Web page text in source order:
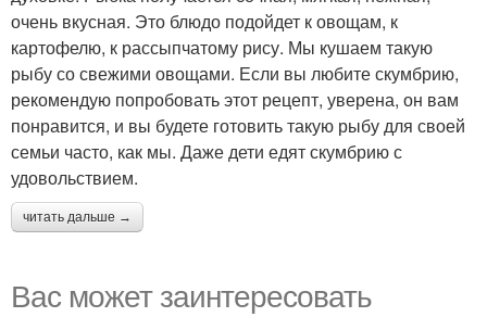
очень вкусная. Это блюдо подойдет к овощам, к
картофелю, к рассыпчатому рису. Мы кушаем такую
рыбу со свежими овощами. Если вы любите скумбрию,
рекомендую попробовать этот рецепт, уверена, он вам
понравится, и вы будете готовить такую рыбу для своей
семьи часто, как мы. Даже дети едят скумбрию с
удовольствием.
читать дальше →
Вас может заинтересовать